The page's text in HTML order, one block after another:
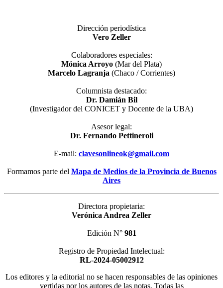
Dirección periodística
Vero Zeller
Colaboradores especiales:
Mónica Arroyo (Mar del Plata)
Marcelo Lagranja (Chaco / Corrientes)
Columnista destacado:
Dr. Damián Bil
(Investigador del CONICET y Docente de la UBA)
Asesor legal:
Dr. Fernando Pettineroli
E-mail: clavesonlineok@gmail.com
Formamos parte del Mapa de Medios de la Provincia de Buenos
Aires
Directora propietaria:
Verónica Andrea Zeller
Edición N°981
Registro de Propiedad Intelectual:
RL-2024-05002912
Los editores y la editorial no se hacen responsables de las opiniones
vertidas por los autores de las notas. Todas las